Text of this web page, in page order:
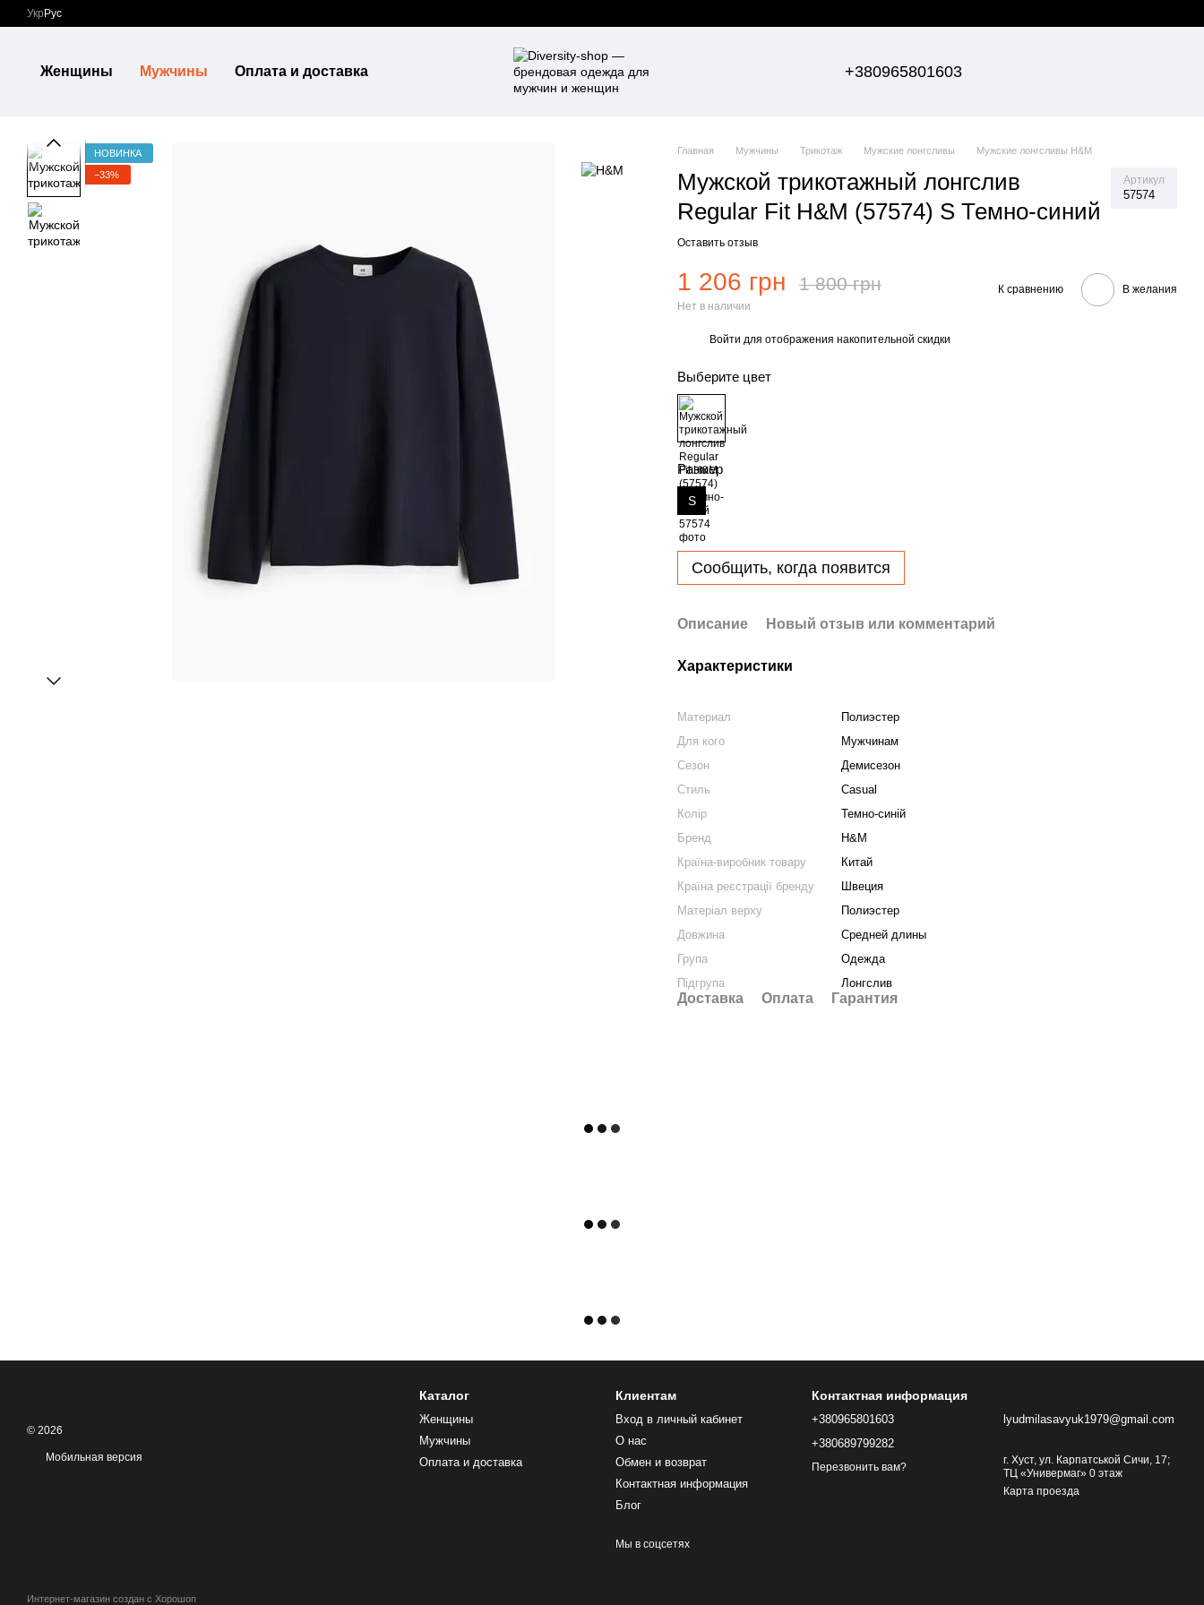
Перейти к основному контенту
Укр Рус
Женщины Мужчины Оплата и доставка +380965801603
НОВИНКА
−33%
Главная Мужчины Трикотаж Мужские лонгсливы Мужские лонгсливы H&M
Мужской трикотажный лонгслив
Regular Fit H&M (57574) S Темно-синий
Артикул
57574
Оставить отзыв
1 206 грн 1 800 грн
Нет в наличии
К сравнению В желания
Войти для отображения накопительной скидки
Выберите цвет
Размер
S
Сообщить, когда появится
Описание Новый отзыв или комментарий
Характеристики
Материал
Полиэстер
Для кого
Мужчинам
Сезон
Демисезон
Стиль
Casual
Колір
Темно-синій
Бренд
H&M
Країна-виробник товару
Китай
Країна реєстрації бренду
Швеция
Матеріал верху
Полиэстер
Довжина
Средней длины
Група
Одежда
Підгрупа
Лонгслив
Доставка Оплата Гарантия
© 2026
Мобильная версия
Интернет-магазин создан с Хорошоп
Каталог
Женщины
Мужчины
Оплата и доставка
Клиентам
Вход в личный кабинет
О нас
Обмен и возврат
Контактная информация
Блог
Мы в соцсетях
Контактная информация
+380965801603
+380689799282
Перезвонить вам?
lyudmilasavyuk1979@gmail.com
г. Хуст, ул. Карпатськой Сичи, 17;
ТЦ «Универмаг» 0 этаж
Карта проезда